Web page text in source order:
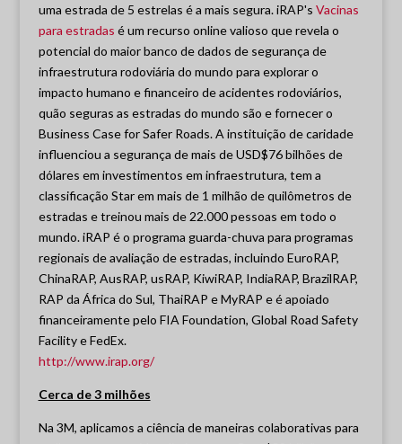
uma estrada de 5 estrelas é a mais segura. iRAP's Vacinas
para estradas é um recurso online valioso que revela o
potencial do maior banco de dados de segurança de
infraestrutura rodoviária do mundo para explorar o
impacto humano e financeiro de acidentes rodoviários,
quão seguras as estradas do mundo são e fornecer o
Business Case for Safer Roads. A instituição de caridade
influenciou a segurança de mais de USD$76 bilhões de
dólares em investimentos em infraestrutura, tem a
classificação Star em mais de 1 milhão de quilômetros de
estradas e treinou mais de 22.000 pessoas em todo o
mundo. iRAP é o programa guarda-chuva para programas
regionais de avaliação de estradas, incluindo EuroRAP,
ChinaRAP, AusRAP, usRAP, KiwiRAP, IndiaRAP, BrazilRAP,
RAP da África do Sul, ThaiRAP e MyRAP e é apoiado
financeiramente pelo FIA Foundation, Global Road Safety
Facility e FedEx.
http://www.irap.org/
Cerca de 3 milhões
Na 3M, aplicamos a ciência de maneiras colaborativas para